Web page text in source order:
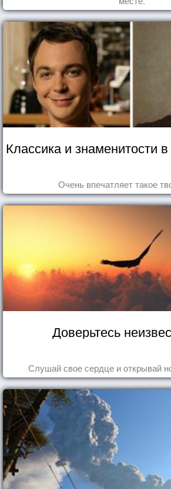
Классика и знаменитости
Очень впечатляет такое
Доверьтесь
Слушай свое сердце и открывай